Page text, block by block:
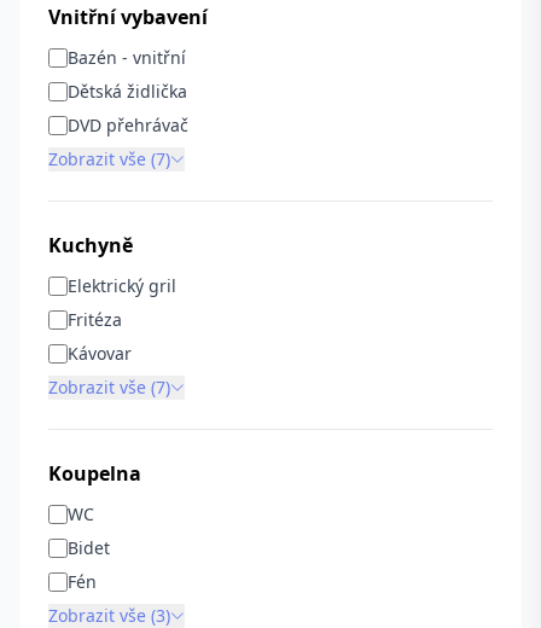
Vnitřní vybavení
Bazén - vnitřní
Dětská židlička
DVD přehrávač
Zobrazit vše (7)
Kuchyně
Elektrický gril
Fritéza
Kávovar
Zobrazit vše (7)
Koupelna
WC
Bidet
Fén
Zobrazit vše (3)